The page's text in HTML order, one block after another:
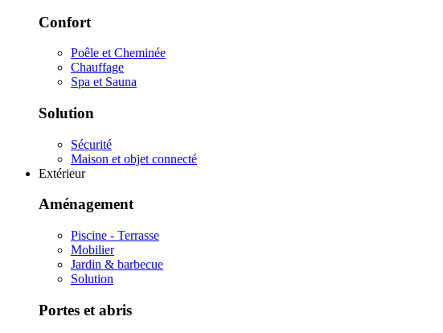
Confort
Poêle et Cheminée
Chauffage
Spa et Sauna
Solution
Sécurité
Maison et objet connecté
Extérieur
Aménagement
Piscine - Terrasse
Mobilier
Jardin & barbecue
Solution
Portes et abris